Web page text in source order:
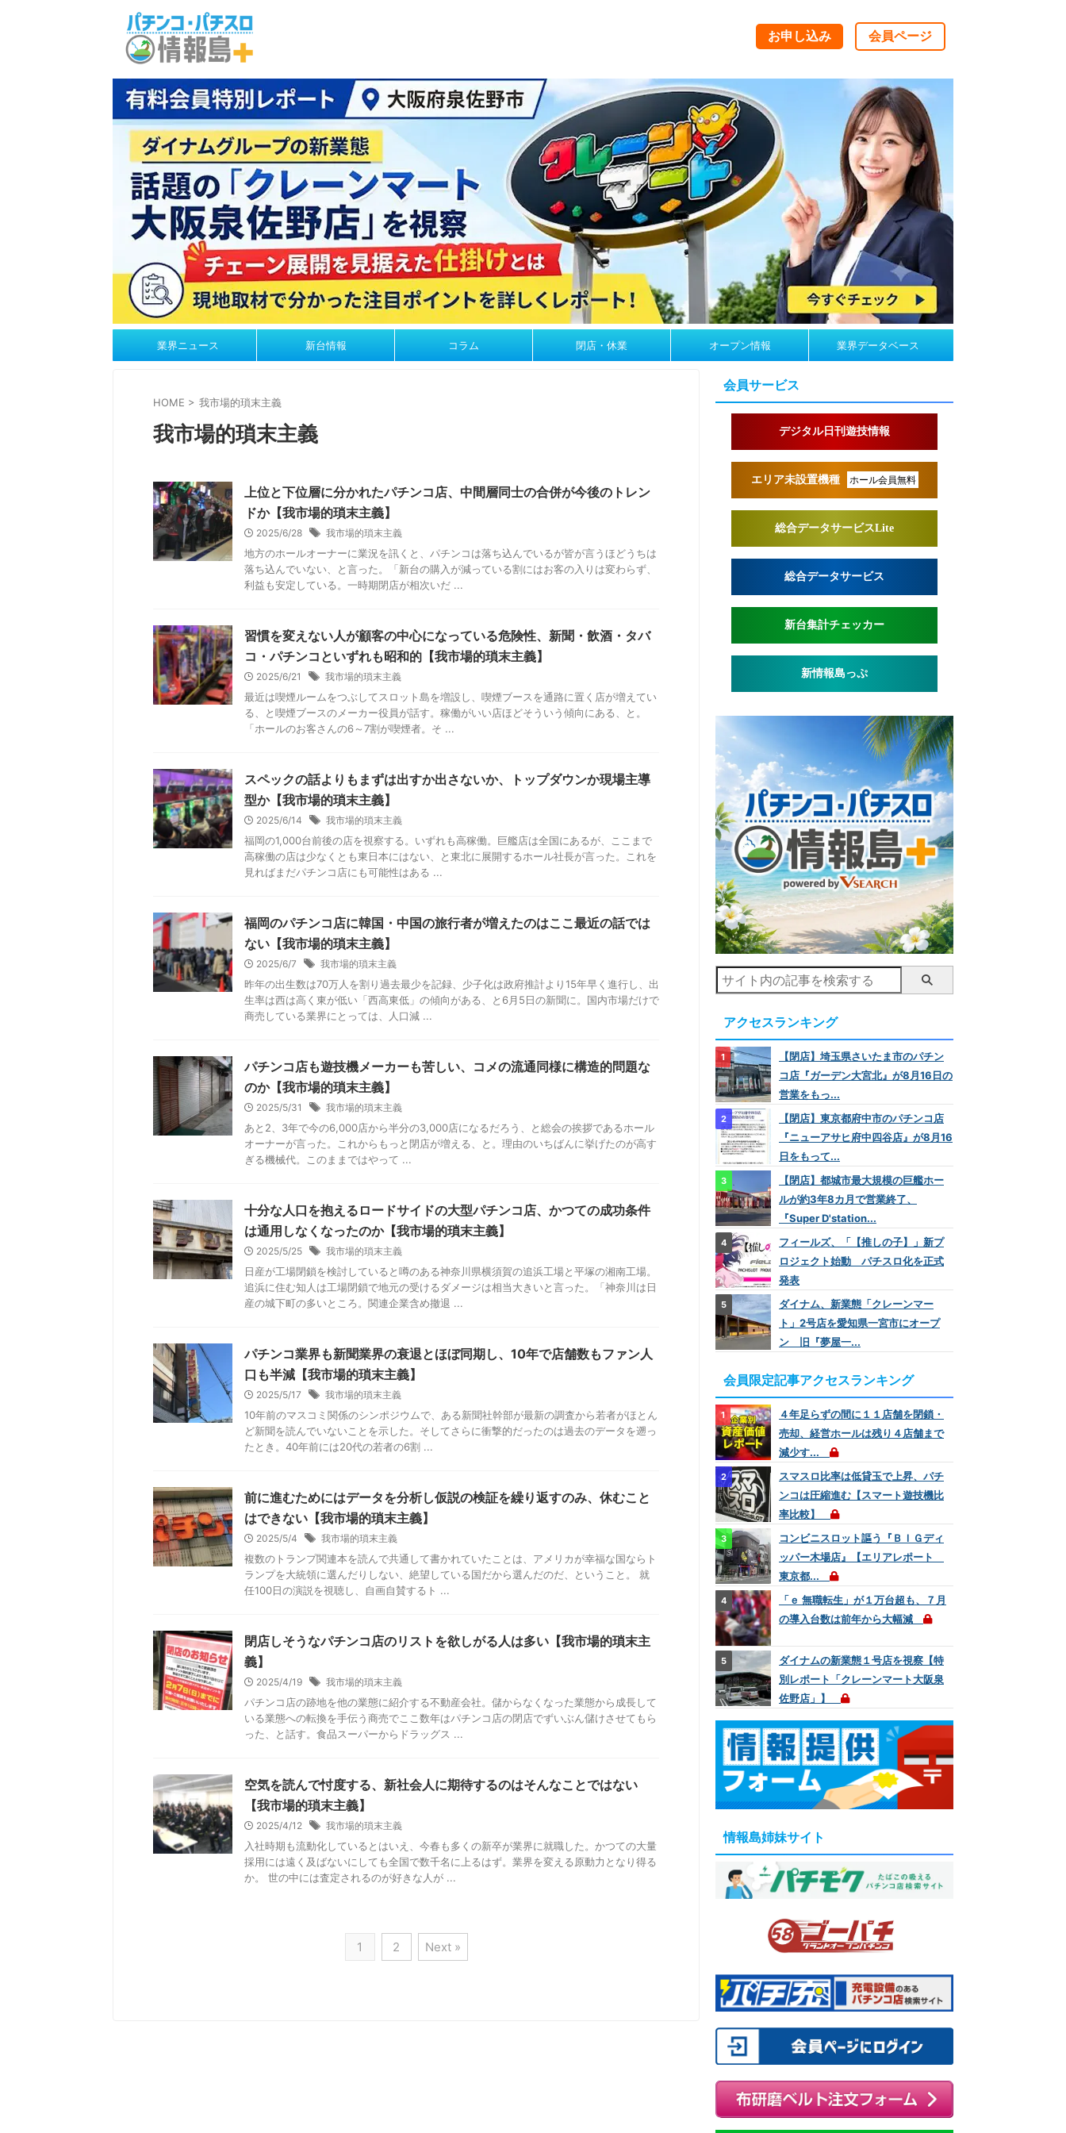
お申し込み 会員ページ
業界ニュース 新台情報 コラム 閉店・休業 オープン情報 業界データベース
HOME > 我市場的瑣末主義
我市場的瑣末主義
上位と下位層に分かれたパチンコ店、中間層同士の合併が今後のトレン
ドか【我市場的瑣末主義】
2025/6/28 我市場的瑣末主義
地方のホールオーナーに業況を訊くと、パチンコは落ち込んでいるが皆が言うほどうちは
落ち込んでいない、と言った。「新台の購入が減っている割にはお客の入りは変わらず、
利益も安定している。一時期閉店が相次いだ ...
習慣を変えない人が顧客の中心になっている危険性、新聞・飲酒・タバ
コ・パチンコといずれも昭和的【我市場的瑣末主義】
2025/6/21 我市場的瑣末主義
最近は喫煙ルームをつぶしてスロット島を増設し、喫煙ブースを通路に置く店が増えてい
る、と喫煙ブースのメーカー役員が話す。稼働がいい店ほどそういう傾向にある、と。
「ホールのお客さんの6～7割が喫煙者。そ ...
スペックの話よりもまずは出すか出さないか、トップダウンか現場主導
型か【我市場的瑣末主義】
2025/6/14 我市場的瑣末主義
福岡の1,000台前後の店を視察する。いずれも高稼働。巨艦店は全国にあるが、ここまで
高稼働の店は少なくとも東日本にはない、と東北に展開するホール社長が言った。これを
見ればまだパチンコ店にも可能性はある ...
福岡のパチンコ店に韓国・中国の旅行者が増えたのはここ最近の話では
ない【我市場的瑣末主義】
2025/6/7 我市場的瑣末主義
昨年の出生数は70万人を割り過去最少を記録、少子化は政府推計より15年早く進行し、出
生率は西は高く東が低い「西高東低」の傾向がある、と6月5日の新聞に。国内市場だけで
商売している業界にとっては、人口減 ...
パチンコ店も遊技機メーカーも苦しい、コメの流通同様に構造的問題な
のか【我市場的瑣末主義】
2025/5/31 我市場的瑣末主義
あと2、3年で今の6,000店から半分の3,000店になるだろう、と総会の挨拶であるホール
オーナーが言った。これからもっと閉店が増える、と。理由のいちばんに挙げたのが高す
ぎる機械代。このままではやって ...
十分な人口を抱えるロードサイドの大型パチンコ店、かつての成功条件
は通用しなくなったのか【我市場的瑣末主義】
2025/5/25 我市場的瑣末主義
日産が工場閉鎖を検討していると噂のある神奈川県横須賀の追浜工場と平塚の湘南工場。
追浜に住む知人は工場閉鎖で地元の受けるダメージは相当大きいと言った。「神奈川は日
産の城下町の多いところ。関連企業含め撤退 ...
パチンコ業界も新聞業界の衰退とほぼ同期し、10年で店舗数もファン人
口も半減【我市場的瑣末主義】
2025/5/17 我市場的瑣末主義
10年前のマスコミ関係のシンポジウムで、ある新聞社幹部が最新の調査から若者がほとん
ど新聞を読んでいないことを示した。そしてさらに衝撃的だったのは過去のデータを遡っ
たとき。40年前には20代の若者の6割 ...
前に進むためにはデータを分析し仮説の検証を繰り返すのみ、休むこと
はできない【我市場的瑣末主義】
2025/5/4 我市場的瑣末主義
複数のトランプ関連本を読んで共通して書かれていたことは、アメリカが幸福な国ならト
ランプを大統領に選んだりしない、絶望している国だから選んだのだ、ということ。 就
任100日の演説を視聴し、自画自賛するト ...
閉店しそうなパチンコ店のリストを欲しがる人は多い【我市場的瑣末主
義】
2025/4/19 我市場的瑣末主義
パチンコ店の跡地を他の業態に紹介する不動産会社。儲からなくなった業態から成長して
いる業態への転換を手伝う商売でここ数年はパチンコ店の閉店でずいぶん儲けさせてもら
った、と話す。食品スーパーからドラッグス ...
空気を読んで忖度する、新社会人に期待するのはそんなことではない
【我市場的瑣末主義】
2025/4/12 我市場的瑣末主義
入社時期も流動化しているとはいえ、今春も多くの新卒が業界に就職した。かつての大量
採用には遠く及ばないにしても全国で数千名に上るはず。業界を変える原動力となり得る
か。 世の中には査定されるのが好きな人が ...
1 2 Next »
会員サービス
デジタル日刊遊技情報
エリア未設置機種 ホール会員無料
総合データサービスLite
総合データサービス
新台集計チェッカー
新情報島っぷ
アクセスランキング
【閉店】埼玉県さいたま市のパチン
コ店『ガーデン大宮北』が8月16日の
営業をもっ...
【閉店】東京都府中市のパチンコ店
『ニューアサヒ府中四谷店』が8月16
日をもって...
【閉店】都城市最大規模の巨艦ホー
ルが約3年8カ月で営業終了、
『Super D'station...
フィールズ、「【推しの子】」新プ
ロジェクト始動 パチスロ化を正式
発表
ダイナム、新業態「クレーンマー
ト」2号店を愛知県一宮市にオープ
ン 旧『夢屋一...
会員限定記事アクセスランキング
４年足らずの間に１１店舗を閉鎖・
売却、経営ホールは残り４店舗まで
減少す...
スマスロ比率は低貸玉で上昇、パチ
ンコは圧縮進む【スマート遊技機比
率比較】
コンビニスロット謳う『ＢＩＧディ
ッパー木場店』【エリアレポート
東京都...
「ｅ 無職転生」が１万台超も、７月
の導入台数は前年から大幅減
ダイナムの新業態１号店を視察【特
別レポート「クレーンマート大阪泉
佐野店」】
情報島姉妹サイト